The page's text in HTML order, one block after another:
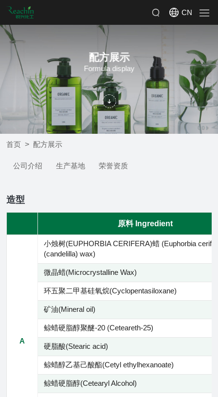
CN
配方展示
Formula display
首页 > 配方展示
公司介绍 生产基地 荣誉资质
造型
原料 Ingredient
A
小烛树(EUPHORBIA CERIFERA)蜡 (Euphorbia
(candelilla) wax)
微晶蜡(Microcrystalline Wax)
环五聚二甲基硅氧烷(Cyclopentasiloxane)
矿油(Mineral oil)
鲸蜡硬脂醇聚醚-20 (Ceteareth-25)
硬脂酸(Stearic acid)
鲸蜡醇乙基己酸酯(Cetyl ethylhexanoate)
鲸蜡硬脂醇(Cetearyl Alcohol)